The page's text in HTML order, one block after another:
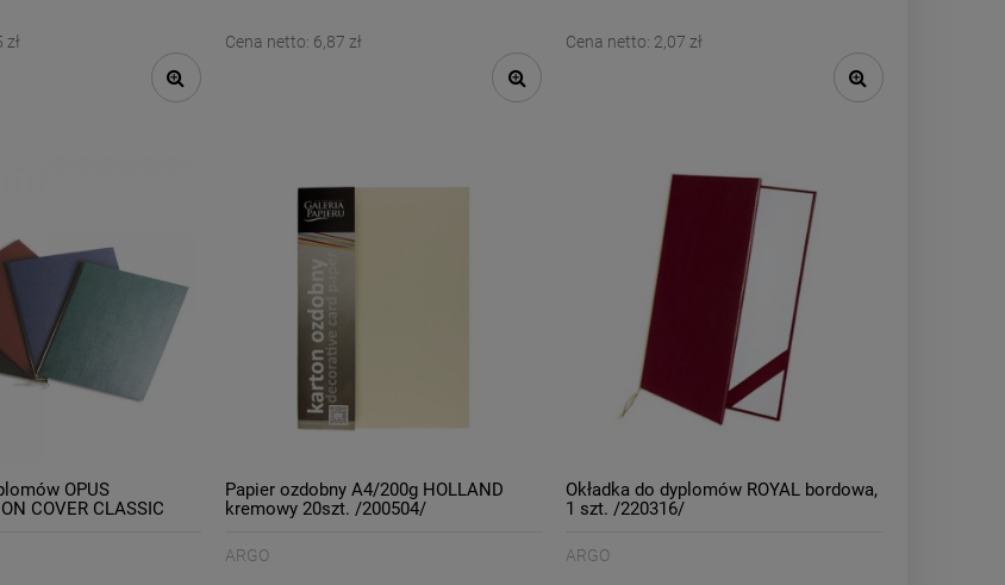
zł Cena netto: 6,87 zł Cena netto: 2,07 zł
OPUS
COVER CLASSIC
Papier ozdobny A4/200g HOLLAND
kremowy 20szt. /200504/
ARGO
Okładka do dyplomów ROYAL bordowa,
1 szt. /220316/
ARGO